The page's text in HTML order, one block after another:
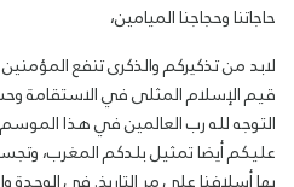
حاجاتنا وحجاجنا الميامين،
لابد من تذكيركم والذكرى تنفع
قيم الإسلام المثلى في الاستقامة
التوجه لله رب العالمين في هذا
عليكم أيضا تمثيل بلدكم المغرب،